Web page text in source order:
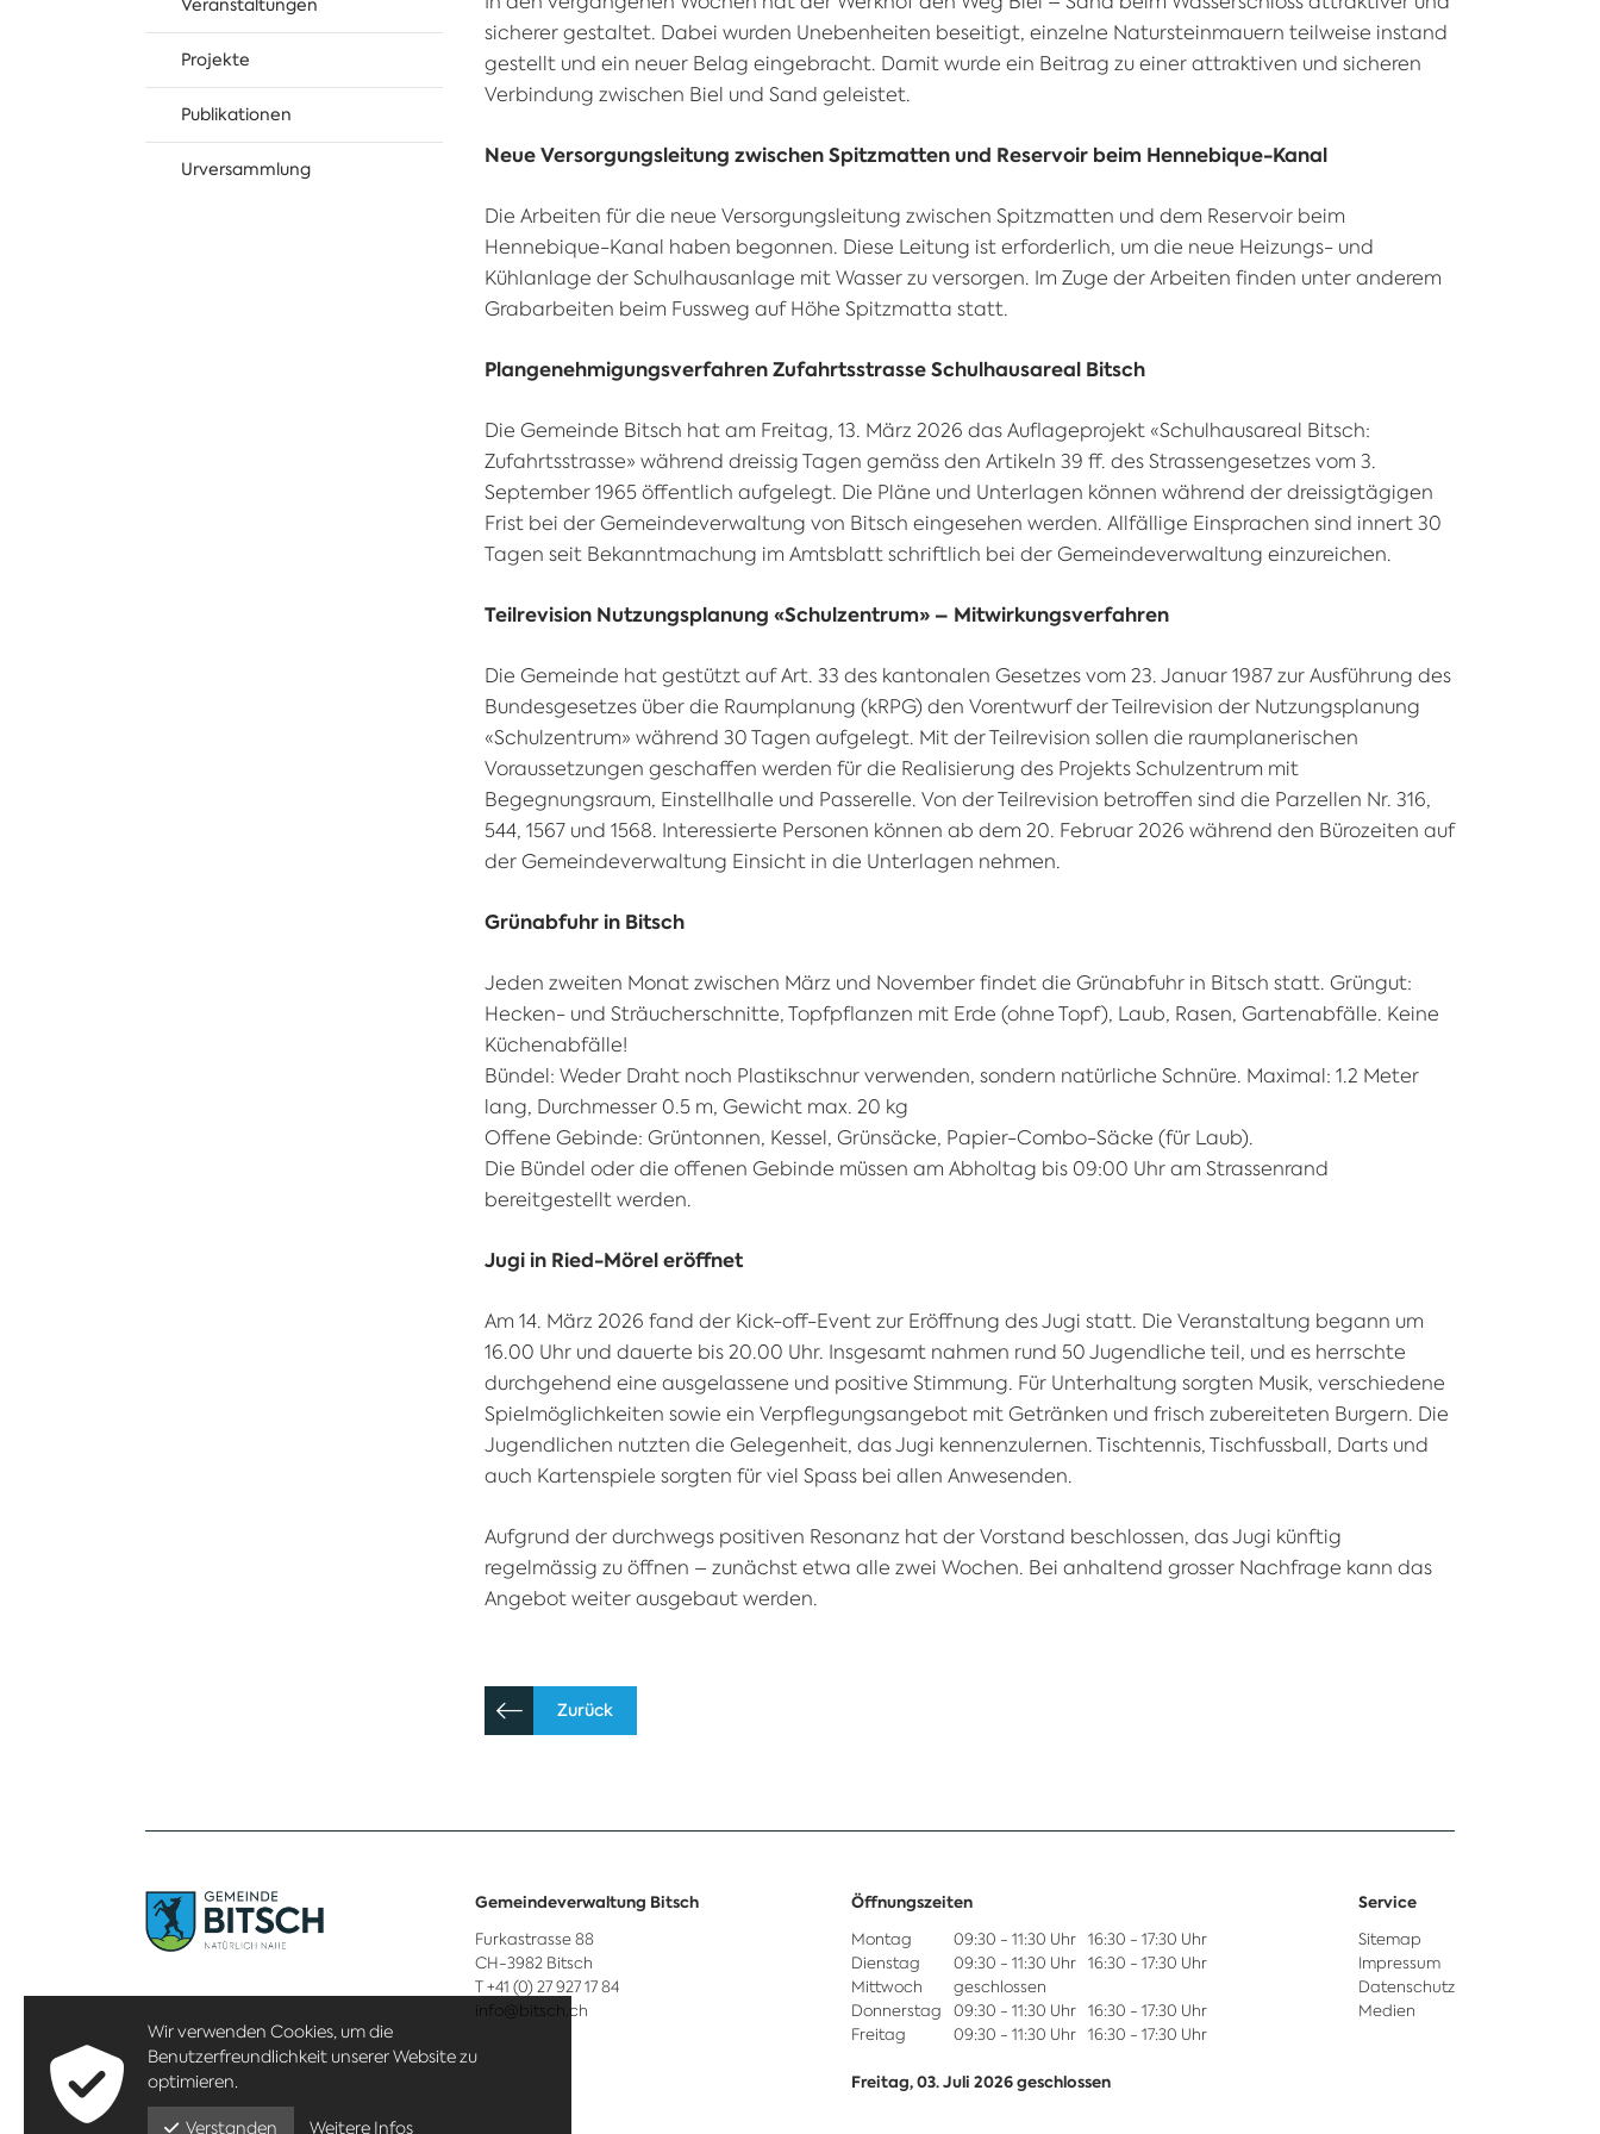
Veranstaltungen
Projekte
Publikationen
Urversammlung
sicherer gestaltet. Dabei wurden Unebenheiten beseitigt, einzelne Natursteinmauern teilweise instand
gestellt und ein neuer Belag eingebracht. Damit wurde ein Beitrag zu einer attraktiven und sicheren
Verbindung zwischen Biel und Sand geleistet.
Neue Versorgungsleitung zwischen Spitzmatten und Reservoir beim Hennebique-Kanal
Die Arbeiten für die neue Versorgungsleitung zwischen Spitzmatten und dem Reservoir beim
Hennebique-Kanal haben begonnen. Diese Leitung ist erforderlich, um die neue Heizungs- und
Kühlanlage der Schulhausanlage mit Wasser zu versorgen. Im Zuge der Arbeiten finden unter anderem
Grabarbeiten beim Fussweg auf Höhe Spitzmatta statt.
Plangenehmigungsverfahren Zufahrtsstrasse Schulhausareal Bitsch
Die Gemeinde Bitsch hat am Freitag, 13. März 2026 das Auflageprojekt «Schulhausareal Bitsch:
Zufahrtsstrasse» während dreissig Tagen gemäss den Artikeln 39 ff. des Strassengesetzes vom 3.
September 1965 öffentlich aufgelegt. Die Pläne und Unterlagen können während der dreissigtägigen
Frist bei der Gemeindeverwaltung von Bitsch eingesehen werden. Allfällige Einsprachen sind innert 30
Tagen seit Bekanntmachung im Amtsblatt schriftlich bei der Gemeindeverwaltung einzureichen.
Teilrevision Nutzungsplanung «Schulzentrum» – Mitwirkungsverfahren
Die Gemeinde hat gestützt auf Art. 33 des kantonalen Gesetzes vom 23. Januar 1987 zur Ausführung des
Bundesgesetzes über die Raumplanung (kRPG) den Vorentwurf der Teilrevision der Nutzungsplanung
«Schulzentrum» während 30 Tagen aufgelegt. Mit der Teilrevision sollen die raumplanerischen
Voraussetzungen geschaffen werden für die Realisierung des Projekts Schulzentrum mit
Begegnungsraum, Einstellhalle und Passerelle. Von der Teilrevision betroffen sind die Parzellen Nr. 316,
544, 1567 und 1568. Interessierte Personen können ab dem 20. Februar 2026 während den Bürozeiten auf
der Gemeindeverwaltung Einsicht in die Unterlagen nehmen.
Grünabfuhr in Bitsch
Jeden zweiten Monat zwischen März und November findet die Grünabfuhr in Bitsch statt. Grüngut:
Hecken- und Sträucherschnitte, Topfpflanzen mit Erde (ohne Topf), Laub, Rasen, Gartenabfälle. Keine
Küchenabfälle!
Bündel: Weder Draht noch Plastikschnur verwenden, sondern natürliche Schnüre. Maximal: 1.2 Meter
lang, Durchmesser 0.5 m, Gewicht max. 20 kg
Offene Gebinde: Grüntonnen, Kessel, Grünsäcke, Papier-Combo-Säcke (für Laub).
Die Bündel oder die offenen Gebinde müssen am Abholtag bis 09:00 Uhr am Strassenrand
bereitgestellt werden.
Jugi in Ried-Mörel eröffnet
Am 14. März 2026 fand der Kick-off-Event zur Eröffnung des Jugi statt. Die Veranstaltung begann um
16.00 Uhr und dauerte bis 20.00 Uhr. Insgesamt nahmen rund 50 Jugendliche teil, und es herrschte
durchgehend eine ausgelassene und positive Stimmung. Für Unterhaltung sorgten Musik, verschiedene
Spielmöglichkeiten sowie ein Verpflegungsangebot mit Getränken und frisch zubereiteten Burgern. Die
Jugendlichen nutzten die Gelegenheit, das Jugi kennenzulernen. Tischtennis, Tischfussball, Darts und
auch Kartenspiele sorgten für viel Spass bei allen Anwesenden.
Aufgrund der durchwegs positiven Resonanz hat der Vorstand beschlossen, das Jugi künftig
regelmässig zu öffnen – zunächst etwa alle zwei Wochen. Bei anhaltend grosser Nachfrage kann das
Angebot weiter ausgebaut werden.
Zurück
Gemeindeverwaltung Bitsch
Furkastrasse 88
CH-3982 Bitsch
T +41 (0) 27 927 17 84
info@bitsch.ch
Öffnungszeiten
Montag 09:30 - 11:30 Uhr
16:30 - 17:30 Uhr
Dienstag
09:30 - 11:30 Uhr
16:30 - 17:30 Uhr
Mittwoch
geschlossen
Donnerstag
09:30 - 11:30 Uhr
16:30 - 17:30 Uhr
Freitag
09:30 - 11:30 Uhr 16:30 - 17:30 Uhr
Freitag, 03. Juli 2026 geschlossen
Service
Sitemap
Impressum
Datenschutz
Medien
Wir verwenden Cookies, um die
Benutzerfreundlichkeit unserer Website zu
optimieren.
Verstanden Weitere Infos